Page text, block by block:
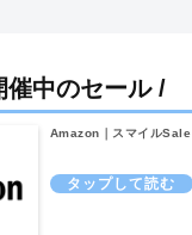
中のセール /
Amazon｜スマイルSale